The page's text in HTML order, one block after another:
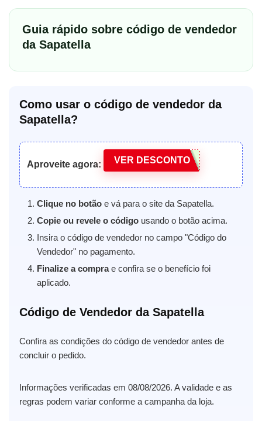
Guia rápido sobre código de vendedor
da Sapatella
Como usar o código de vendedor da
Sapatella?
Aproveite agora: VER DESCONTO
Clique no botão e vá para o site da Sapatella.
Copie ou revele o código usando o botão acima.
Insira o código de vendedor no campo "Código do
Vendedor" no pagamento.
Finalize a comprae confira se o benefício foi
aplicado.
Código de Vendedor da Sapatella
Confira as condições do código de vendedor antes de
concluir o pedido.
Informações verificadas em 08/08/2026. A validade e as
regras podem variar conforme a campanha da loja.